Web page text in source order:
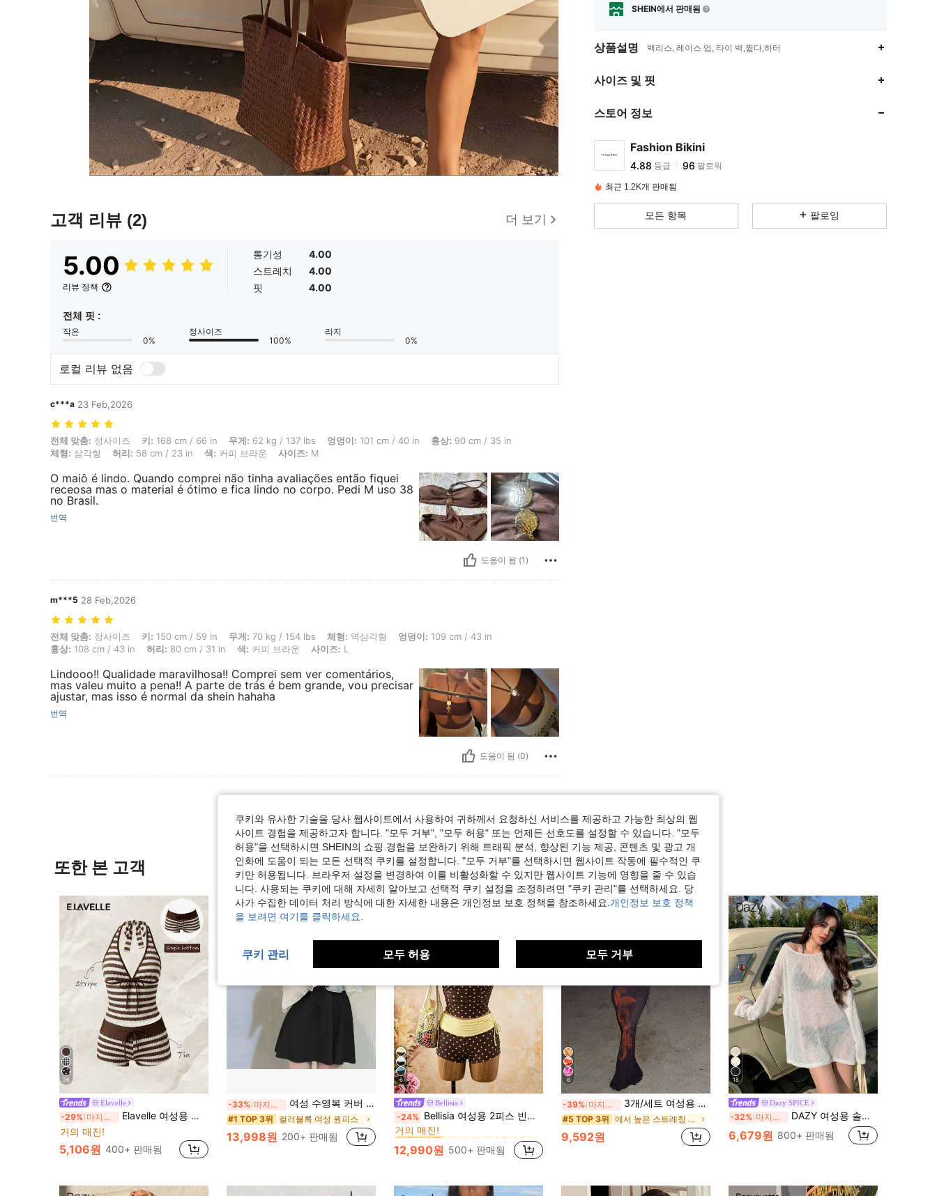
고객 리뷰 (2) 더 보기
5.00
리뷰 정책
통기성
4.00
스트레치
4.00
핏
4.00
전체 핏 :
작은
0%
정사이즈
100%
라지
0%
로컬 리뷰 없음
c***a 23 Feb,2026
전체 맞춤: 정사이즈, 키: 168 cm / 66 in, 무게: 62 kg / 137 lbs, 엉덩이: 101 cm / 40 in, 흉상: 90 cm / 35 in, 체형: 삼각형, 허리: 58 cm / 23 in, 색: 커피 브라운, 사이즈: M
전체 맞춤: 정사이즈 키: 168 cm / 66 in 무게: 62 kg / 137 lbs 엉덩이: 101 cm / 40 in 흉상: 90 cm / 35 in
체형: 삼각형 허리: 58 cm / 23 in 색: 커피 브라운 사이즈: M
O maiô é lindo. Quando comprei não tinha avaliações então fiquei
receosa mas o material é ótimo e fica lindo no corpo. Pedi M uso 38
no Brasil.
번역
도움이 됨 (1)
m***5 28 Feb,2026
전체 맞춤: 정사이즈, 키: 150 cm / 59 in, 무게: 70 kg / 154 lbs, 체형: 역삼각형, 엉덩이: 109 cm / 43 in, 흉상: 108 cm / 43 in, 허리: 80 cm / 31 in, 색: 커피 브라운, 사이즈: L
전체 맞춤: 정사이즈 키: 150 cm / 59 in 무게: 70 kg / 154 lbs 체형: 역삼각형 엉덩이: 109 cm / 43 in
흉상: 108 cm / 43 in 허리: 80 cm / 31 in 색: 커피 브라운 사이즈: L
Lindooo!! Qualidade maravilhosa!! Comprei sem ver comentários,
mas valeu muito a pena!! A parte de trás é bem grande, vou precisar
ajustar, mas isso é normal da shein hahaha
번역
도움이 됨 (0)
SHEIN에서 판매됨
상품설명 백리스, 레이스 업, 타이 백,짧다,하터
사이즈 및 핏
스토어 정보
Fashion Bikini
4.88
4.88등급 96팔로워
M***a다음하루 전에
4.88
96
최근 1.2K개 판매됨
모든 항목 팔로잉
또한 본 고객
26
Elavelle
-29% 마지막 3일
Elavelle 여성용 자카드 원단 리본 수영복 하의, 봄/여름
거의 매진!
5,106원 400+ 판매됨
-33% 마지막 3일 여성 수영복 커버 배 슬리밍 1피스 보수적인 투피스 세트 섹시 비치웨어 2023년 여름 휴가 블랙
#1 TOP 3위 컬러블록 여성 원피스
13,998원 200+ 판매됨
6
Bellisia
-24% Bellisia 여성용 2피스 빈티지 폴카 도트 프린트 스파게티 스트랩 탱크탑 및 드로스트링 숏츠 비키니 세트, 여름 해변 휴가에 적합
#1 TOP 3위
거의 매진!
#1 TOP 3위
거의 매진!
#1 TOP 3위
거의 매진!
#1 TOP 3위 정기적인 여성 탱키니스
12,990원 500+ 판매됨
8
-39% 마지막 3일 3개/세트 여성용 홀터 플로럴 프린트 스커트 및 비키니 수영복 세트, 여름 휴가 해변
#5 TOP 3위 에서 높은 스트레칭 여성 비치웨어
9,592원
18
Dazy SPICE
-32% 마지막 3일 DAZY 여성용 솔리드 컬러 비대칭 넥 캐주얼 비치 커버업 드레스 휴가 여름
6,679원 800+ 판매됨
쿠키와 유사한 기술을 당사 웹사이트에서 사용하여 귀하께서 요청하신 서비스를 제공하고 가능한 최상의 웹
사이트 경험을 제공하고자 합니다. "모두 거부", "모두 허용" 또는 언제든 선호도를 설정할 수 있습니다. "모두
허용"을 선택하시면 SHEIN의 쇼핑 경험을 보완하기 위해 트래픽 분석, 향상된 기능 제공, 콘텐츠 및 광고 개
인화에 도움이 되는 모든 선택적 쿠키를 설정합니다. "모두 거부"를 선택하시면 웹사이트 작동에 필수적인 쿠
키만 허용됩니다. 브라우저 설정을 변경하여 이를 비활성화할 수 있지만 웹사이트 기능에 영향을 줄 수 있습
니다. 사용되는 쿠키에 대해 자세히 알아보고 선택적 쿠키 설정을 조정하려면 "쿠키 관리"를 선택하세요. 당
사가 수집한 데이터 처리 방식에 대한 자세한 내용은 개인정보 보호 정책을 참조하세요. 개인정보 보호 정책
을 보려면 여기를 클릭하세요.
쿠키 관리 모두 허용 모두 거부